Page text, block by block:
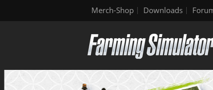
Merch-Shop Downloads